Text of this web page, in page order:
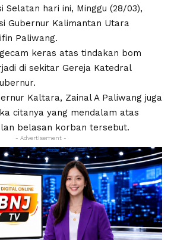
Selatan hari ini, Minggu (28/03),
Gubernur Kalimantan Utara
Paliwang.
keras atas tindakan bom
di sekitar Gereja Katedral
Kaltara, Zainal A Paliwang juga
citanya yang mendalam atas
belasan korban tersebut.
- Advertisement -